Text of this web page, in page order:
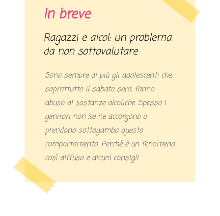
In breve
Ragazzi e alcol: un problema
da non sottovalutare
Sono sempre di più gli adolescenti che,
soprattutto il sabato sera, fanno
abuso di sostanze alcoliche. Spesso i
genitori non se ne accorgono o
prendono sottogamba questo
comportamento. Perché è un fenomeno
così diffuso e alcuni consigli